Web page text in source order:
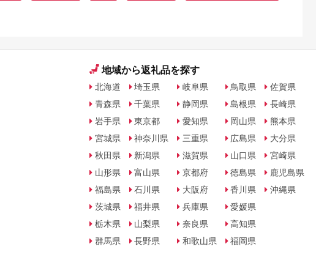
地域から返礼品を探す
北海道
青森県
岩手県
宮城県
秋田県
山形県
福島県
茨城県
栃木県
群馬県
埼玉県
千葉県
東京都
神奈川県
新潟県
富山県
石川県
福井県
山梨県
長野県
岐阜県
静岡県
愛知県
三重県
滋賀県
京都府
大阪府
兵庫県
奈良県
和歌山県
鳥取県
島根県
岡山県
広島県
山口県
徳島県
香川県
愛媛県
高知県
福岡県
佐賀県
長崎県
熊本県
大分県
宮崎県
鹿児島県
沖縄県